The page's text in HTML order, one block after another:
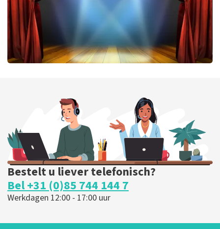
BESTEL NU
Bestelt u liever telefonisch?
Bel +31 (0)85 744 144 7
Werkdagen 12:00 - 17:00 uur